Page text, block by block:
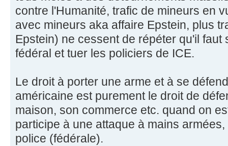
contre l'Humanité, trafic de mineurs en
avec mineurs aka affaire Epstein, plus
Epstein) ne cessent de répéter qu'il faut
fédéral et tuer les policiers de ICE.
Le droit à porter une arme et à se
américaine est purement le droit de
maison, son commerce etc. quand on
participe à une attaque à mains
police (fédérale).